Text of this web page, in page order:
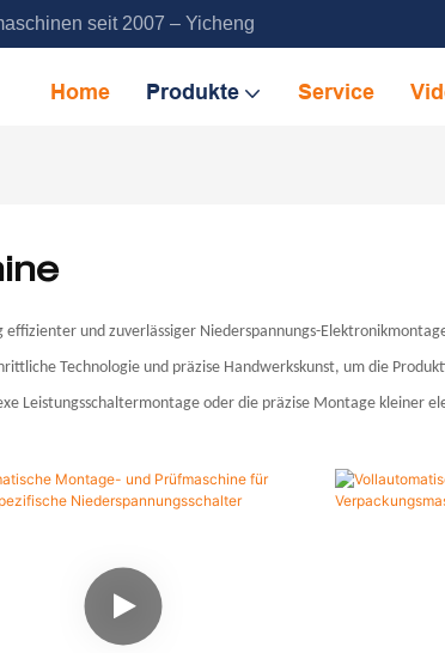
seit 2007 – Yicheng
Home Produkte Service
und zuverlässiger Niederspannungs-
Technologie und präzise Handwerkskunst, um die
Leistungsschaltermontage oder die präzise Montage